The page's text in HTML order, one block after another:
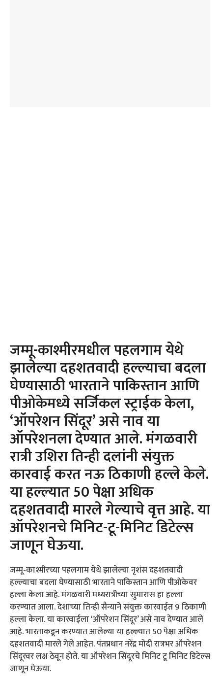
जम्मू-काश्मीरमधील पहलगाम येथे
झालेल्या दहशतवादी हल्ल्याचा बदला
घेण्यासाठी भारताने पाकिस्तान आणि
पीओकेमध्ये सर्जिकल स्ट्राईक केला,
‘ऑपरेशन सिंदूर’ असे नाव या
ऑपरेशनला देण्यात आले. मंगळवारी
रात्री उशिरा तिन्ही दलांनी संयुक्त
कारवाई करत नऊ ठिकाणी हल्ले केले.
या हल्ल्यात 50 पेक्षा अधिक
दहशतवादी मारले गेल्याचे वृत्त आहे. या
ऑपरेशनचे मिनिट-टू-मिनिट डिटेल्स
जाणून घेऊया.
जम्मू-काश्मीरच्या पहलगाम येथे झालेल्या नृशंस दहशतवादी
हल्ल्याचा बदला घेण्यासाठी भारताने पाकिस्तान आणि पीओकेवर
हल्ला केला आहे. मंगळवारी मध्यरात्रीच्या सुमारास हा हल्ला
करण्यात आला. देशाच्या तिन्ही सैन्याने संयुक्त कारवाईत 9 ठिकाणी
हल्ला केला. या कारवाईला ‘ऑपरेशन सिंदूर’ असे नाव देण्यात आले
आहे. भारताकडून करण्यात आलेल्या या हल्ल्यात 50 पेक्षा अधिक
दहशतवादी मारले गेले आहेत. पंतप्रधान नरेंद्र मोदी रात्रभर ऑपरेशन
सिंदूरवर लक्ष ठेवून होते. या ऑपरेशन सिंदूरचे मिनिट टू मिनिट डिटेल्स
जाणून घेऊया.